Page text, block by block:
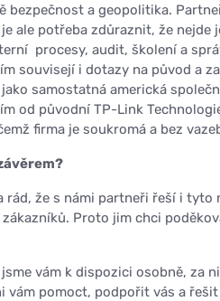
bezpečnost a geopolitika.
ale potřeba zdůraznit, že nejde
procesy, audit, školení a
souvisejí i dotazy na původ a
samostatná americká
od původní TP-Link
firma je soukromá a bez
rád, že s námi partneři řeší i tyto
Proto jim chci
vám k dispozici osobně, za
vám pomoct, podpořit vás a